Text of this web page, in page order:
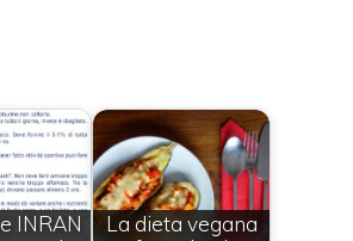
INRAN
La dieta vegana